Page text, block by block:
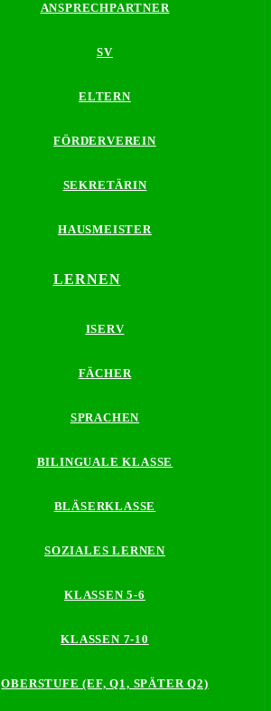
ANSPRECHPARTNER
SV
ELTERN
FÖRDERVEREIN
SEKRETÄRIN
HAUSMEISTER
LERNEN
ISERV
FÄCHER
SPRACHEN
BILINGUALE KLASSE
BLÄSERKLASSE
SOZIALES LERNEN
KLASSEN 5-6
KLASSEN 7-10
OBERSTUFE (EF, Q1, SPÄTER Q2)